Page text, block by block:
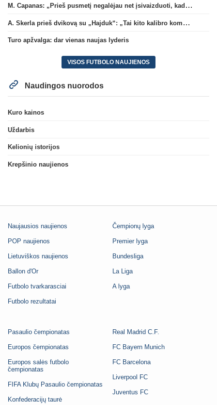
M. Capanas: „Prieš pusmetį negalėjau net įsivaizduoti, kad žaisime prieš „Hajduk“
A. Skerla prieš dvikovą su „Hajduk“: „Tai kito kalibro komanda“
Turo apžvalga: dar vienas naujas lyderis
VISOS FUTBOLO NAUJIENOS
Naudingos nuorodos
Kuro kainos
Uždarbis
Kelionių istorijos
Krepšinio naujienos
Naujausios naujienos
POP naujienos
Lietuviškos naujienos
Ballon d'Or
Futbolo tvarkarasciai
Futbolo rezultatai
Čempionų lyga
Premier lyga
Bundesliga
La Liga
A lyga
Pasaulio čempionatas
Europos čempionatas
Europos salės futbolo
čempionatas
FIFA Klubų Pasaulio čempionatas
Konfederacijų taurė
Real Madrid C.F.
FC Bayern Munich
FC Barcelona
Liverpool FC
Juventus FC